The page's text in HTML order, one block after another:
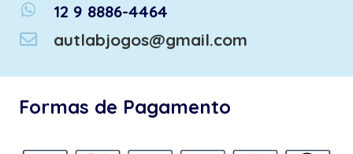
whatsapp
12 9 8886-4464
autlabjogos@gmail.com
Formas de Pagamento